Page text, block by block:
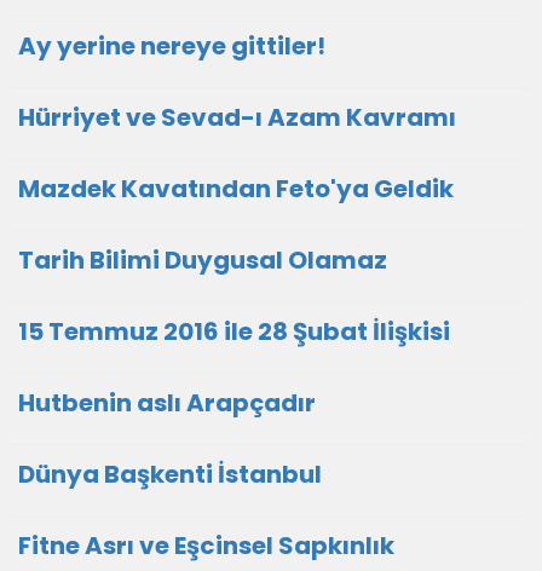
Ay yerine nereye gittiler!
Hürriyet ve Sevad-ı Azam Kavramı
Mazdek Kavatından Feto'ya Geldik
Tarih Bilimi Duygusal Olamaz
15 Temmuz 2016 ile 28 Şubat İlişkisi
Hutbenin aslı Arapçadır
Dünya Başkenti İstanbul
Fitne Asrı ve Eşcinsel Sapkınlık